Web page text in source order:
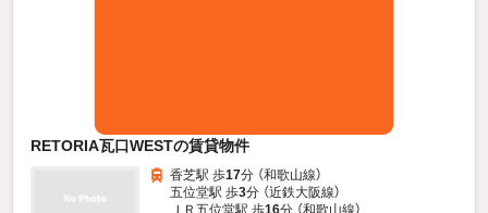
RETORIA瓦口WESTの賃貸物件
香芝駅 歩17分 （和歌山線）
五位堂駅 歩3分 （近鉄大阪線）
ＪＲ五位堂駅 歩16分 （和歌山線）